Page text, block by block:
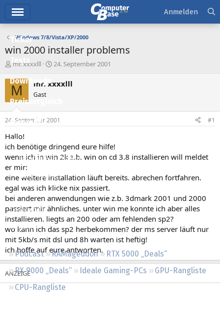
Ticker
Downloads
Preisvergleich
Forum
Aktuelles
Empfohlene Inhalte
Neue Beiträge
Neueste Aktivitäten
Leserartikel
Regeln
Podcast RAMageddon
RTX 5000 „Deals“
RX 9000 „Deals“
Ideale Gaming-PCs
GPU-Rangliste
CPU-Rangliste
Anmelden
Windows 7/8/Vista/XP/2000
win 2000 installer problems
E
s
t
e
e
r
mr. xxxxlll
E
s
l
t
m
24. September 2001
M mr. xxxxlll
Gast
24. September 2001 #1
Hallo!
ich benötige dringend eure hilfe!
wenn ich in win 2k z.b. win on cd 3.8 installieren will meldet
er mir:
eine weitere installation läuft bereits. abrechen fortfahren.
egal was ich klicke nix passiert.
bei anderen anwendungen wie z.b. 3dmark 2001 und 2000
passiert mir ähnliches. unter win me konnte ich aber alles
installieren. liegts an 200 oder am fehlenden sp2?
wo kann ich das sp2 herbekommen? der ms server läuft nur
mit 5kb/s mit dsl und 8h warten ist heftig!
ich hoffe auf eure antworten.